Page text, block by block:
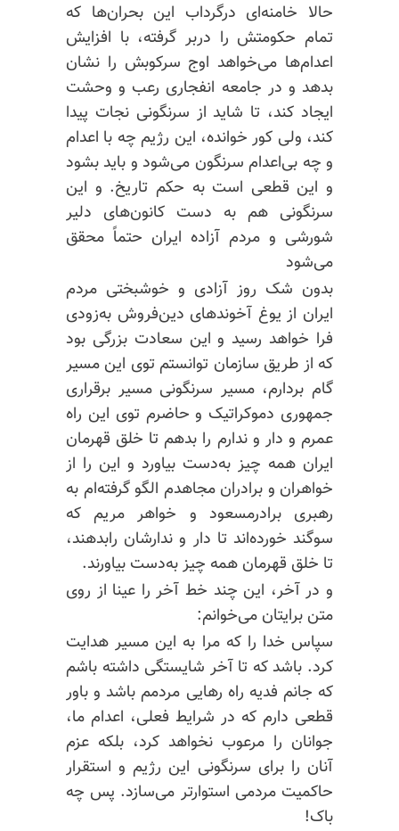
حالا خامنه‌ای درگرداب این بحران‌ها که
تمام حکومتش را دربر گرفته، با افزایش
اعدام‌ها می‌خواهد اوج سرکوبش را نشان
بدهد و در جامعه انفجاری رعب و وحشت
ایجاد کند، تا شاید از سرنگونی نجات پیدا
کند، ولی کور خوانده، این رژیم چه با اعدام
و چه بی‌اعدام سرنگون می‌شود و باید بشود
و این قطعی است به حکم تاریخ. و این
سرنگونی هم به دست کانون‌های دلیر
شورشی و مردم آزاده ایران حتماً محقق
می‌شود
بدون شک روز آزادی و خوشبختی مردم
ایران از یوغ آخوندهای دین‌فروش به‌زودی
فرا خواهد رسید و این سعادت بزرگی بود
که از طریق سازمان توانستم توی این مسیر
گام بردارم، مسیر سرنگونی مسیر برقراری
جمهوری دموکراتیک و حاضرم توی این راه
عمرم و دار و ندارم را بدهم تا خلق قهرمان
ایران همه چیز به‌دست بیاورد و این را از
خواهران و برادران مجاهدم الگو گرفته‌ام به
رهبری برادرمسعود و خواهر مریم که
سوگند خورده‌اند تا دار و ندارشان رابدهند،
تا خلق قهرمان همه چیز به‌دست بیاورند.
و در آخر، این چند خط آخر را عینا از روی
متن برایتان می‌خوانم:
سپاس خدا را که مرا به این مسیر هدایت
کرد. باشد که تاآخر شایستگی داشته باشم
که جانم فدیه راه رهایی مردمم باشد و باور
قطعی دارم که در شرایط فعلی، اعدام ما،
جوانان را مرعوب نخواهد کرد، بلکه عزم
آنان را برای سرنگونی این رژیم و استقرار
حاکمیت مردمی استوارتر می‌سازد. پس چه
باک!